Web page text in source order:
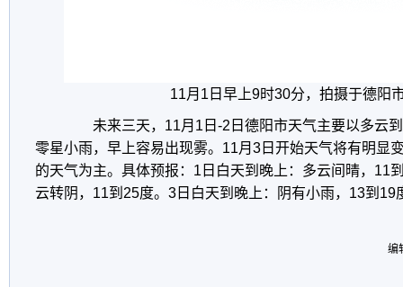
11月1日早上9时30分，拍摄于德阳
未来三天，11月1日-2日德阳市天气主要以多云到
零星小雨，早上容易出现雾。11月3日开始天气将有明显
的天气为主。具体预报：1日白天到晚上：多云间晴，11
云转阴，11到25度。3日白天到晚上：阴有小雨，13到19
编